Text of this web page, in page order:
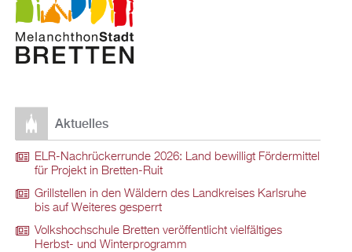
Ak­tu­el­les
ELR-Nach­rü­ck­er­run­de 2026: Land be­wil­ligt För­der­mit­tel
für Pro­jekt in Brett­en-Ruit
Grill­stel­len in den Wäl­dern des Land­krei­ses Karls­ru­he
bis auf Wei­te­res ge­sperrt
Volks­hoch­schu­le Brett­en ver­öf­fent­licht viel­fäl­ti­ges
Herbst- und Win­ter­pro­gramm